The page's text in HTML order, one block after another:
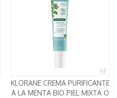
KLORANE CREMA PURIFICANTE
A LA MENTA BIO PIEL MIXTA O